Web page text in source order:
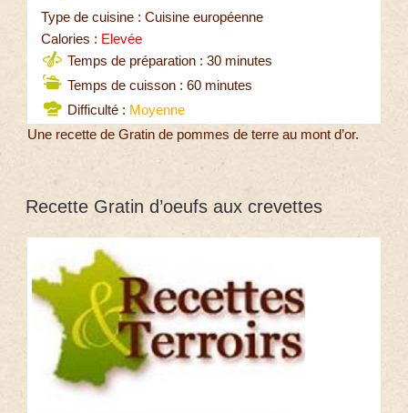
Type de cuisine : Cuisine européenne
Calories : Elevée
Temps de préparation : 30 minutes
Temps de cuisson : 60 minutes
Difficulté : Moyenne
Une recette de Gratin de pommes de terre au mont d’or.
Recette Gratin d’oeufs aux crevettes